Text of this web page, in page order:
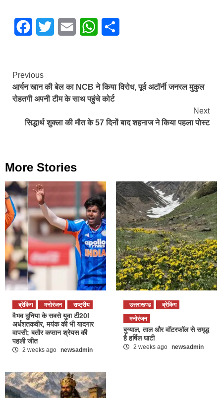
FacebookTwitter Email WhatsApp
Continue
Reading
Previous
आर्यन खान की बेल का NCB ने किया विरोध, पूर्व अटॉर्नी जनरल मुकुल
रोहतगी अपनी टीम के साथ पहुंचे कोर्ट
Next
सिद्धार्थ शुक्ला की मौत के 57 दिनों बाद शहनाज ने किया पहला पोस्ट
More Stories
ब्रेकिंग मनोरंजन राष्ट्रीय
वैभव दुनिया के सबसे युवा टी20I
अर्धशतकवीर, मयंक की भी यादगार
वापसी; बतौर कप्तान श्रेयस की
पहली जीत
2 weeks ago newsadmin
उत्तराखण्ड
ब्रेकिंग
मनोरंजन
बुग्याल, ताल और वॉटरफॉल से समृद्ध
है हर्षिल घाटी
2 weeks ago newsadmin